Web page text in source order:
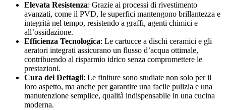
Elevata Resistenza: Grazie ai processi di rivestimento
avanzati, come il PVD, le superfici mantengono brillantezza e
integrità nel tempo, resistendo a graffi, agenti chimici e
all’ossidazione.
Efficienza Tecnologica: Le cartucce a dischi ceramici e gli
aeratori integrati assicurano un flusso d’acqua ottimale,
contribuendo al risparmio idrico senza compromettere le
prestazioni.
Cura dei Dettagli: Le finiture sono studiate non solo per il
loro aspetto, ma anche per garantire una facile pulizia e una
manutenzione semplice, qualità indispensabile in una cucina
moderna.